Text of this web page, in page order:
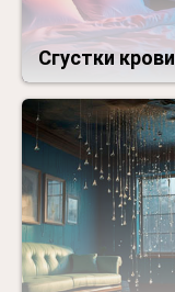
Сгустки крови